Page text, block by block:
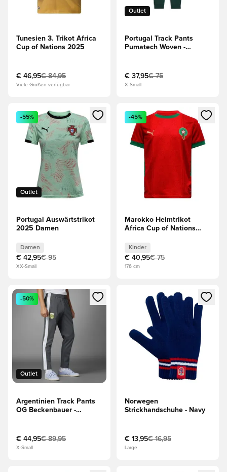
Tunesien 3. Trikot Africa
Cup of Nations 2025
€ 46,95€ 84,95
Viele Größen verfügbar
Outlet
Portugal Track Pants
Pumatech Woven -
€ 37,95€ 75
X-Small
Öffnet ein Fenster zum Anmelden oder Registrieren als
Outlet
-55%
Portugal Auswärtstrikot
2025 Damen
Damen
€ 42,95€ 95
XX-Small
Öffnet ein Fenster zum
-45%
Marokko Heimtrikot
Africa Cup of Nations
Kinder
€ 40,95€ 75
176 cm
Öffnet ein Fenster zum Anmelden oder Registrieren als
Outlet
-50%
Argentinien Track Pants
OG Beckenbauer -
€ 44,95€ 89,95
X-Small
Öffnet ein Fenster zum
Norwegen
Strickhandschuhe - Navy
€ 13,95€ 16,95
Large